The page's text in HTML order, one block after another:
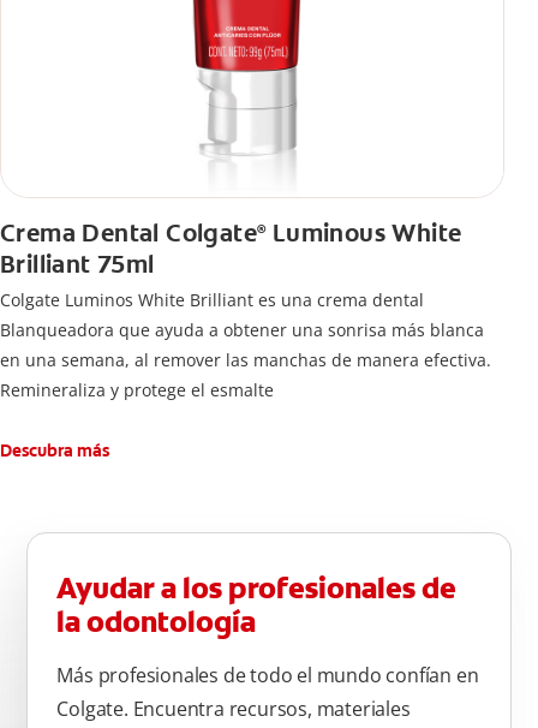
Crema Dental Colgate®Luminous White
Brilliant 75ml
Colgate Luminos White Brilliant es una crema dental
Blanqueadora que ayuda a obtener una sonrisa más blanca
en una semana, al remover las manchas de manera efectiva.
Remineraliza y protege el esmalte
Descubra más
Ayudar a los profesionales de
la odontología
Más profesionales de todo el mundo confían en
Colgate. Encuentra recursos, materiales